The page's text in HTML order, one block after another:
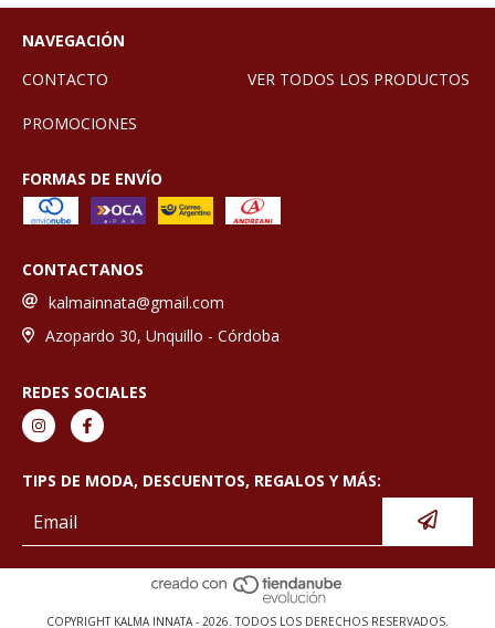
NAVEGACIÓN
CONTACTO
VER TODOS LOS PRODUCTOS
PROMOCIONES
FORMAS DE ENVÍO
CONTACTANOS
kalmainnata@gmail.com
Azopardo 30, Unquillo - Córdoba
REDES SOCIALES
TIPS DE MODA, DESCUENTOS, REGALOS Y MÁS:
COPYRIGHT KALMA INNATA - 2026. TODOS LOS DERECHOS RESERVADOS.